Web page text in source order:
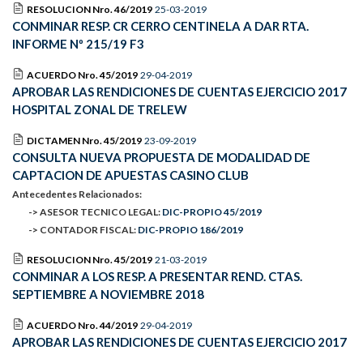
RESOLUCION Nro. 46/2019 25-03-2019
CONMINAR RESP. CR CERRO CENTINELA A DAR RTA.
INFORME Nº 215/19 F3
ACUERDO Nro. 45/2019 29-04-2019
APROBAR LAS RENDICIONES DE CUENTAS EJERCICIO 2017
HOSPITAL ZONAL DE TRELEW
DICTAMEN Nro. 45/2019 23-09-2019
CONSULTA NUEVA PROPUESTA DE MODALIDAD DE
CAPTACION DE APUESTAS CASINO CLUB
Antecedentes Relacionados:
-> ASESOR TECNICO LEGAL: DIC-PROPIO 45/2019
-> CONTADOR FISCAL: DIC-PROPIO 186/2019
RESOLUCION Nro. 45/2019 21-03-2019
CONMINAR A LOS RESP. A PRESENTAR REND. CTAS.
SEPTIEMBRE A NOVIEMBRE 2018
ACUERDO Nro. 44/2019 29-04-2019
APROBAR LAS RENDICIONES DE CUENTAS EJERCICIO 2017